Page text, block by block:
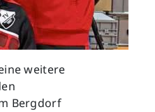
weitere
Bergdorf